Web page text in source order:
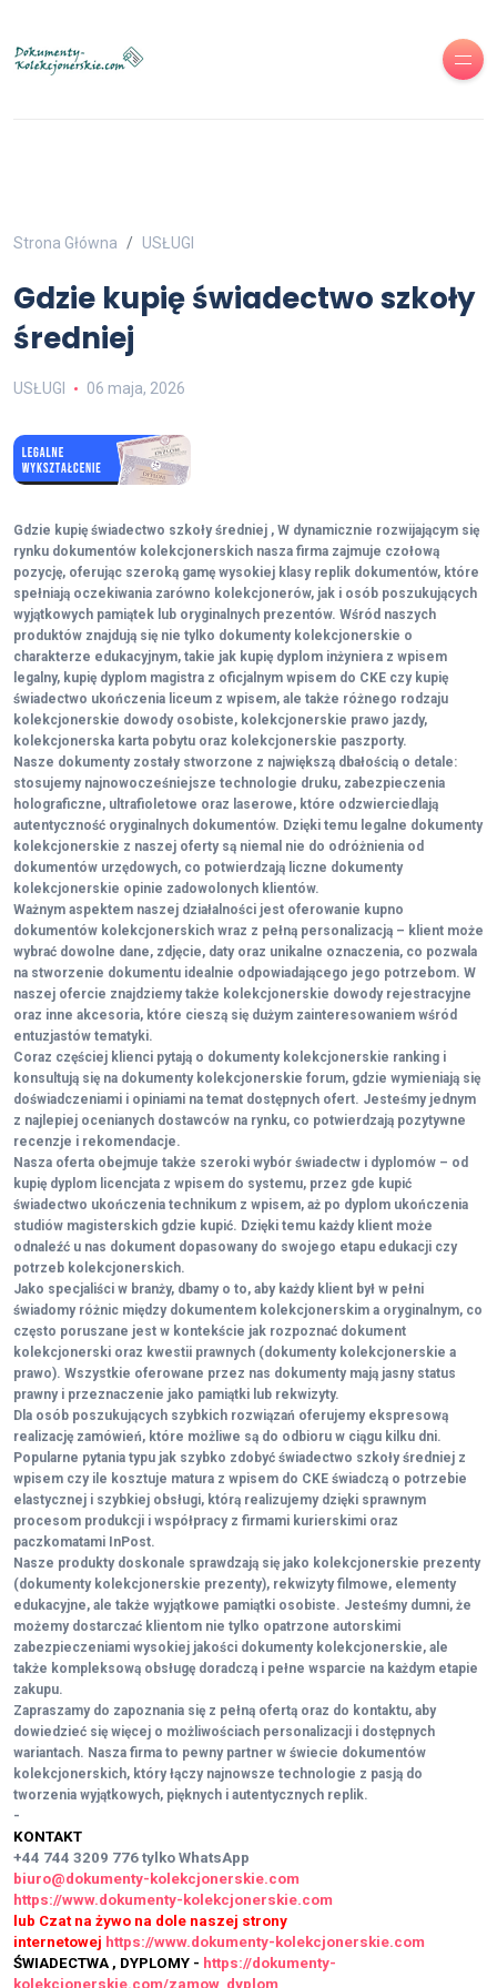
Strona Główna USŁUGI
Gdzie kupię świadectwo szkoły
średniej
USŁUGI 06 maja, 2026
Gdzie kupię świadectwo szkoły średniej , W dynamicznie rozwijającym się
rynku dokumentów kolekcjonerskich nasza firma zajmuje czołową
pozycję, oferując szeroką gamę wysokiej klasy replik dokumentów, które
spełniają oczekiwania zarówno kolekcjonerów, jak i osób poszukujących
wyjątkowych pamiątek lub oryginalnych prezentów. Wśród naszych
produktów znajdują się nie tylko dokumenty kolekcjonerskie o
charakterze edukacyjnym, takie jak kupię dyplom inżyniera z wpisem
legalny, kupię dyplom magistra z oficjalnym wpisem do CKE czy kupię
świadectwo ukończenia liceum z wpisem, ale także różnego rodzaju
kolekcjonerskie dowody osobiste, kolekcjonerskie prawo jazdy,
kolekcjonerska karta pobytu oraz kolekcjonerskie paszporty.
Nasze dokumenty zostały stworzone z największą dbałością o detale:
stosujemy najnowocześniejsze technologie druku, zabezpieczenia
holograficzne, ultrafioletowe oraz laserowe, które odzwierciedlają
autentyczność oryginalnych dokumentów. Dzięki temu legalne dokumenty
kolekcjonerskie z naszej oferty są niemal nie do odróżnienia od
dokumentów urzędowych, co potwierdzają liczne dokumenty
kolekcjonerskie opinie zadowolonych klientów.
Ważnym aspektem naszej działalności jest oferowanie kupno
dokumentów kolekcjonerskich wraz z pełną personalizacją – klient może
wybrać dowolne dane, zdjęcie, daty oraz unikalne oznaczenia, co pozwala
na stworzenie dokumentu idealnie odpowiadającego jego potrzebom. W
naszej ofercie znajdziemy także kolekcjonerskie dowody rejestracyjne
oraz inne akcesoria, które cieszą się dużym zainteresowaniem wśród
entuzjastów tematyki.
Coraz częściej klienci pytają o dokumenty kolekcjonerskie ranking i
konsultują się na dokumenty kolekcjonerskie forum, gdzie wymieniają się
doświadczeniami i opiniami na temat dostępnych ofert. Jesteśmy jednym
z najlepiej ocenianych dostawców na rynku, co potwierdzają pozytywne
recenzje i rekomendacje.
Nasza oferta obejmuje także szeroki wybór świadectw i dyplomów – od
kupię dyplom licencjata z wpisem do systemu, przez gde kupić
świadectwo ukończenia technikum z wpisem, aż po dyplom ukończenia
studiów magisterskich gdzie kupić. Dzięki temu każdy klient może
odnaleźć u nas dokument dopasowany do swojego etapu edukacji czy
potrzeb kolekcjonerskich.
Jako specjaliści w branży, dbamy o to, aby każdy klient był w pełni
świadomy różnic między dokumentem kolekcjonerskim a oryginalnym, co
często poruszane jest w kontekście jak rozpoznać dokument
kolekcjonerski oraz kwestii prawnych (dokumenty kolekcjonerskie a
prawo). Wszystkie oferowane przez nas dokumenty mają jasny status
prawny i przeznaczenie jako pamiątki lub rekwizyty.
Dla osób poszukujących szybkich rozwiązań oferujemy ekspresową
realizację zamówień, które możliwe są do odbioru w ciągu kilku dni.
Popularne pytania typu jak szybko zdobyć świadectwo szkoły średniej z
wpisem czy ile kosztuje matura z wpisem do CKE świadczą o potrzebie
elastycznej i szybkiej obsługi, którą realizujemy dzięki sprawnym
procesom produkcji i współpracy z firmami kurierskimi oraz
paczkomatami InPost.
Nasze produkty doskonale sprawdzają się jako kolekcjonerskie prezenty
(dokumenty kolekcjonerskie prezenty), rekwizyty filmowe, elementy
edukacyjne, ale także wyjątkowe pamiątki osobiste. Jesteśmy dumni, że
możemy dostarczać klientom nie tylko opatrzone autorskimi
zabezpieczeniami wysokiej jakości dokumenty kolekcjonerskie, ale
także kompleksową obsługę doradczą i pełne wsparcie na każdym etapie
zakupu.
Zapraszamy do zapoznania się z pełną ofertą oraz do kontaktu, aby
dowiedzieć się więcej o możliwościach personalizacji i dostępnych
wariantach. Nasza firma to pewny partner w świecie dokumentów
kolekcjonerskich, który łączy najnowsze technologie z pasją do
tworzenia wyjątkowych, pięknych i autentycznych replik.
-
KONTAKT
+44 744 3209 776 tylko WhatsApp
biuro@dokumenty-kolekcjonerskie.com
https://www.dokumenty-kolekcjonerskie.com
lub Czat na żywo na dole naszej strony
internetowej https://www.dokumenty-kolekcjonerskie.com
ŚWIADECTWA , DYPLOMY - https://dokumenty-
kolekcjonerskie.com/zamow_dyplom